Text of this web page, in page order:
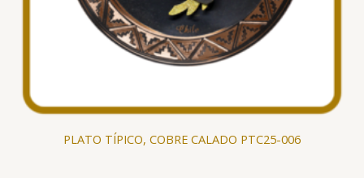
PLATO TÍPICO, COBRE CALADO PTC25-006